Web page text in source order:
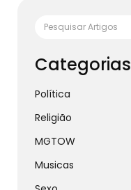
Categorias
Política
Religião
MGTOW
Musicas